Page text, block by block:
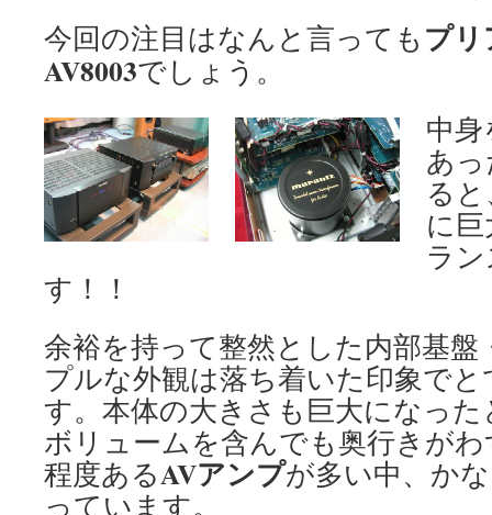
今回の注目はなんと言っても プ
AV8003でしょう。
中
あ
る
に
ラ
す！！
余裕を持って整然とした内部基
プルな外観は落ち着いた印象で
す。本体の大きさも巨大になっ
ボリュームを含んでも奥行きがわ
程度あるAVアンプが多い中、か
っています。